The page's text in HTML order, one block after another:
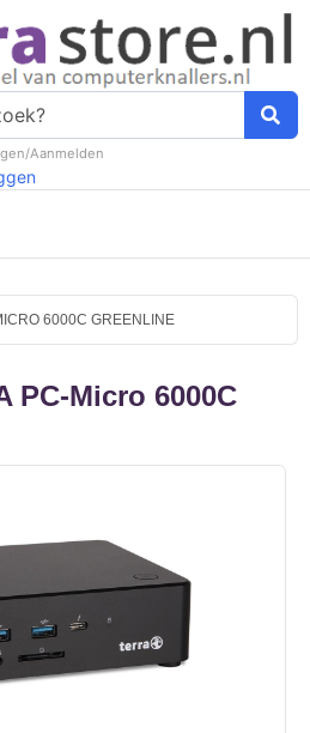
Aanmelden
6000C GREENLINE
PC-Micro 6000C